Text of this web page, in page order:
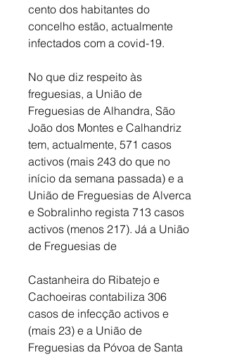
cento dos habitantes do
concelho estão, actualmente
infectados com a covid-19.
No que diz respeito às
freguesias, a União de
Freguesias de Alhandra, São
João dos Montes e Calhandriz
tem, actualmente, 571 casos
activos (mais 243 do que no
início da semana passada) e a
União de Freguesias de Alverca
e Sobralinho regista 713 casos
activos (menos 217). Já a União
de Freguesias de
Castanheira do Ribatejo e
Cachoeiras contabiliza 306
casos de infecção activos e
(mais 23) e a União de
Freguesias da Póvoa de Santa